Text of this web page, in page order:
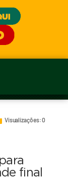
Visualizações: 0
final